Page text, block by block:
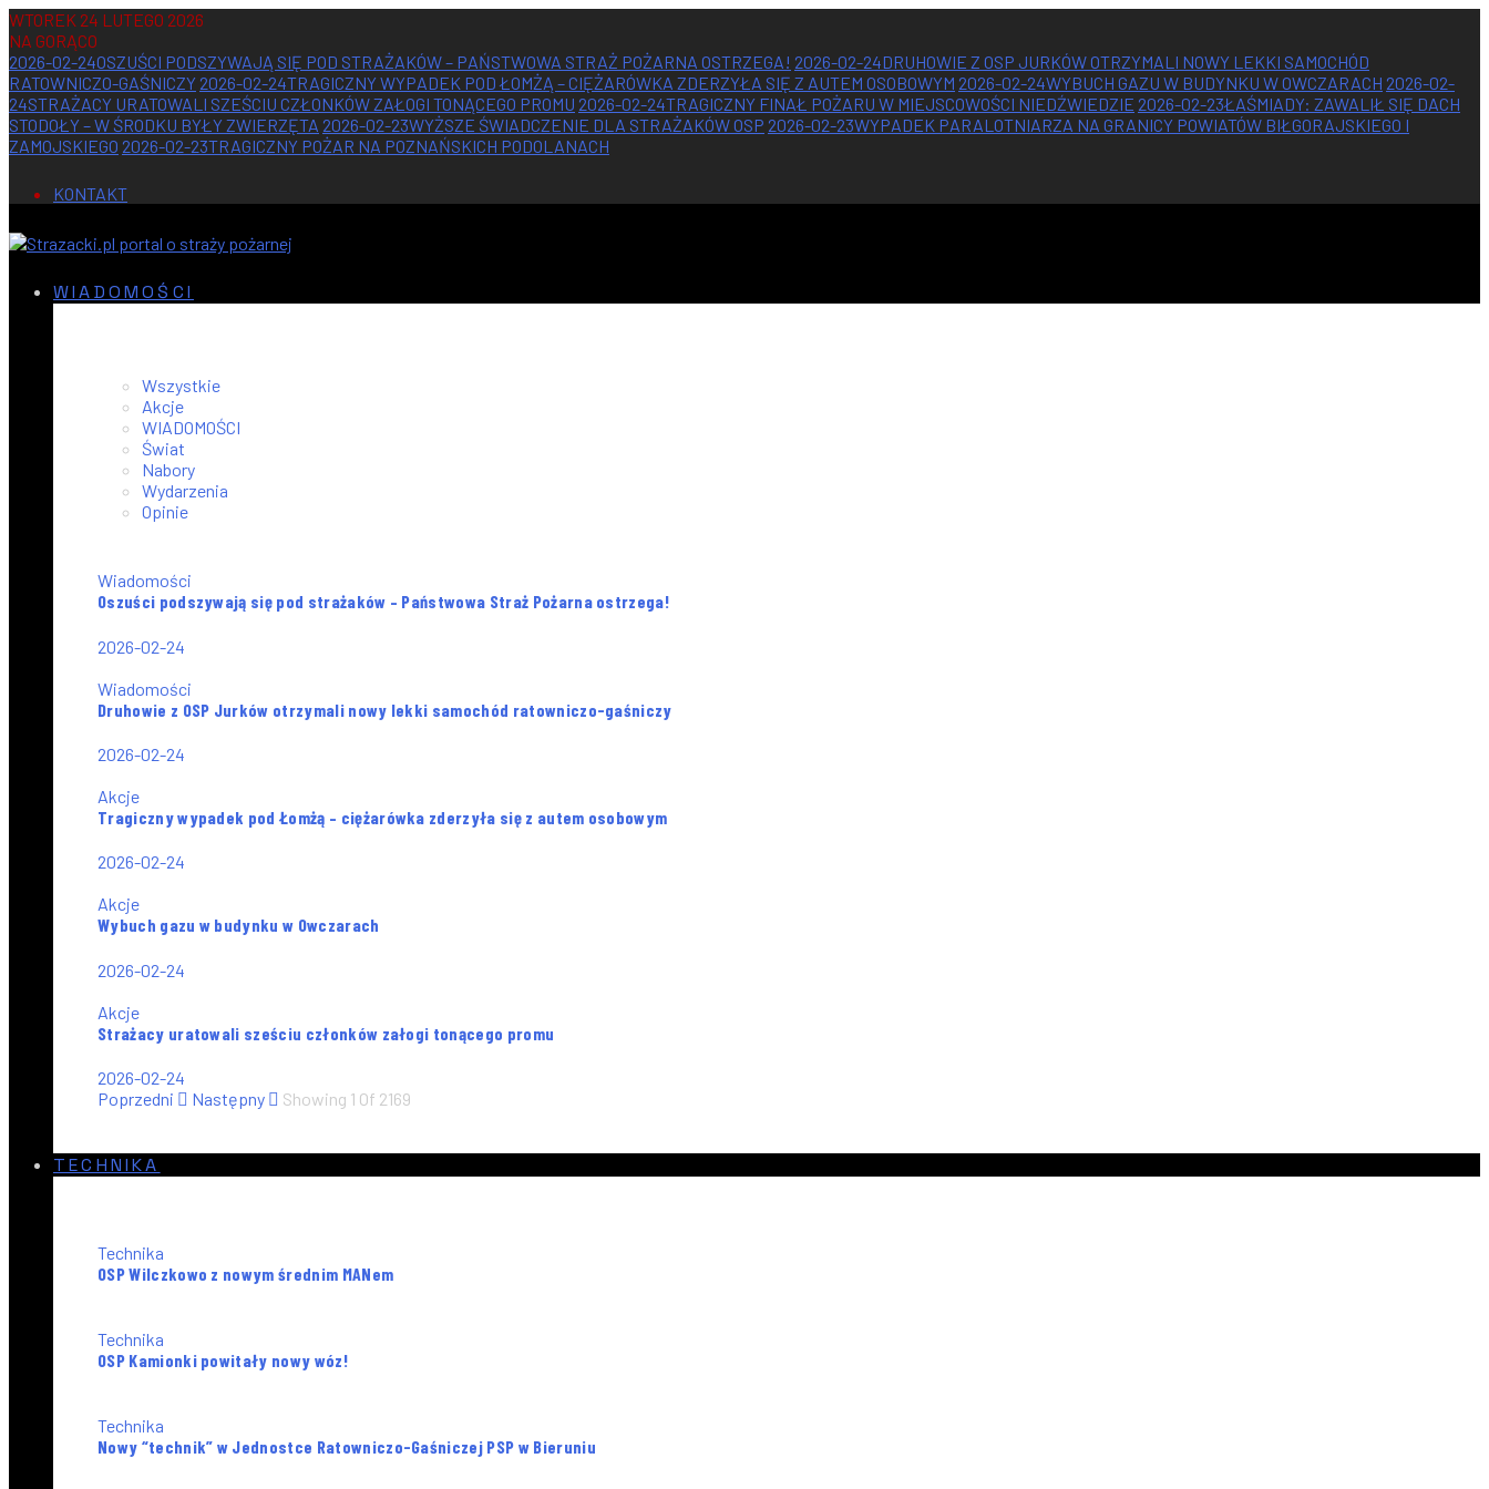
WTOREK 24 LUTEGO 2026
NA GORĄCO
2026-02-24OSZUŚCI PODSZYWAJĄ SIĘ POD STRAŻAKÓW – PAŃSTWOWA STRAŻ POŻARNA OSTRZEGA! 2026-02-24DRUHOWIE Z OSP JURKÓW OTRZYMALI NOWY LEKKI SAMOCHÓD
RATOWNICZO-GAŚNICZY 2026-02-24TRAGICZNY WYPADEK POD ŁOMŻĄ – CIĘŻARÓWKA ZDERZYŁA SIĘ Z AUTEM OSOBOWYM 2026-02-24WYBUCH GAZU W BUDYNKU W OWCZARACH 2026-02-
24STRAŻACY URATOWALI SZEŚCIU CZŁONKÓW ZAŁOGI TONĄCEGO PROMU 2026-02-24TRAGICZNY FINAŁ POŻARU W MIEJSCOWOŚCI NIEDŹWIEDZIE 2026-02-23ŁAŚMIADY: ZAWALIŁ SIĘ DACH
STODOŁY – W ŚRODKU BYŁY ZWIERZĘTA 2026-02-23WYŻSZE ŚWIADCZENIE DLA STRAŻAKÓW OSP 2026-02-23WYPADEK PARALOTNIARZA NA GRANICY POWIATÓW BIŁGORAJSKIEGO I
ZAMOJSKIEGO 2026-02-23TRAGICZNY POŻAR NA POZNAŃSKICH PODOLANACH
KONTAKT
WIADOMOŚCI
Wszystkie
Akcje
WIADOMOŚCI
Świat
Nabory
Wydarzenia
Opinie
Wiadomości
Oszuści podszywają się pod strażaków – Państwowa Straż Pożarna ostrzega!
2026-02-24
Wiadomości
Druhowie z OSP Jurków otrzymali nowy lekki samochód ratowniczo-gaśniczy
2026-02-24
Akcje
Tragiczny wypadek pod Łomżą – ciężarówka zderzyła się z autem osobowym
2026-02-24
Akcje
Wybuch gazu w budynku w Owczarach
2026-02-24
Akcje
Strażacy uratowali sześciu członków załogi tonącego promu
2026-02-24
Poprzedni
Następny Showing 1 Of 2169
TECHNIKA
Technika
OSP Wilczkowo z nowym średnim MANem
Technika
OSP Kamionki powitały nowy wóz!
Technika
Nowy “technik” w Jednostce Ratowniczo-Gaśniczej PSP w Bieruniu